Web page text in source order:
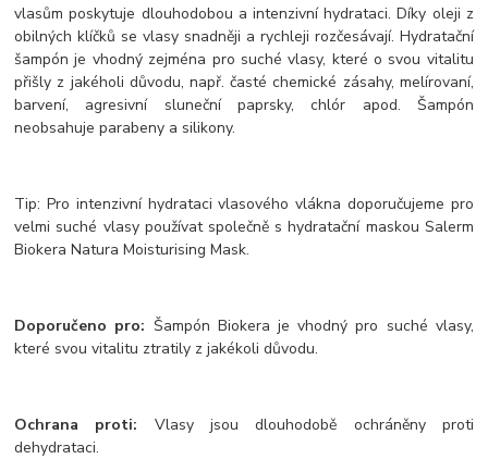
vlasům poskytuje dlouhodobou a intenzivní hydrataci. Díky oleji z
obilných klíčků se vlasy snadněji a rychleji rozčesávají. Hydratační
šampón je vhodný zejména pro suché vlasy, které o svou vitalitu
přišly z jakéholi důvodu, např. časté chemické zásahy, melírovaní,
barvení, agresivní sluneční paprsky, chlór apod. Šampón
neobsahuje parabeny a silikony.
Tip: Pro intenzivní hydrataci vlasového vlákna doporučujeme pro
velmi suché vlasy používat společně s hydratační maskou Salerm
Biokera Natura Moisturising Mask.
Doporučeno pro: Šampón Biokera je vhodný pro suché vlasy,
které svou vitalitu ztratily z jakékoli důvodu.
Ochrana proti: Vlasy jsou dlouhodobě ochráněny proti
dehydrataci.